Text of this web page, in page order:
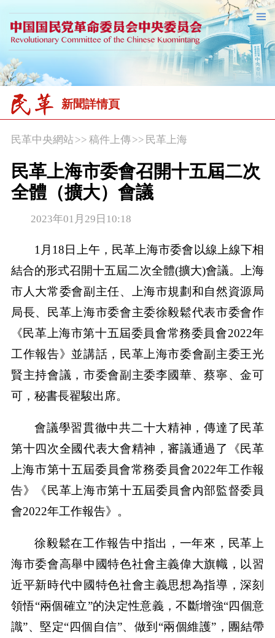
新聞詳情頁
民革中央網站>> 稿件上傳>> 民革上海
民革上海市委會召開十五屆二次
全體（擴大）會議
2023年01月29日10:18
1月18日上午，民革上海市委會以線上線下相
結合的形式召開十五屆二次全體(擴大)會議。上海
市人大常委會副主任、上海市規劃和自然資源局
局長、民革上海市委會主委徐毅鬆代表市委會作
《民革上海市第十五屆委員會常務委員會2022年
工作報告》並講話，民革上海市委會副主委王光
賢主持會議，市委會副主委李國華、蔡寧、金可
可，秘書長翟駿出席。
會議學習貫徹中共二十大精神，傳達了民革
第十四次全國代表大會精神，審議通過了《民革
上海市第十五屆委員會常務委員會2022年工作報
告》《民革上海市第十五屆委員會內部監督委員
會2022年工作報告》。
徐毅鬆在工作報告中指出，一年來，民革上
海市委會高舉中國特色社會主義偉大旗幟，以習
近平新時代中國特色社會主義思想為指導，深刻
領悟“兩個確立”的決定性意義，不斷增強“四個意
識”、堅定“四個自信”、做到“兩個維護”，團結帶